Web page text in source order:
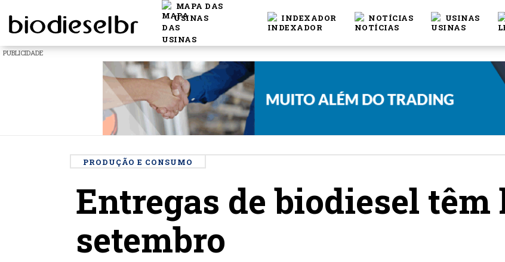
MAPA DAS
USINAS
INDEXADOR NOTÍCIAS USINAS
PUBLICIDADE
PRODUÇÃO E CONSUMO
Entregas de biodiesel têm
setembro